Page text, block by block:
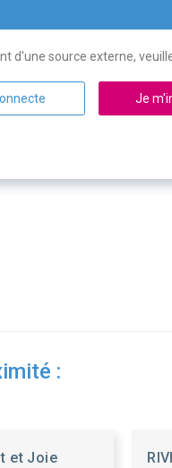
d'une source externe,
Je
:
et Joie